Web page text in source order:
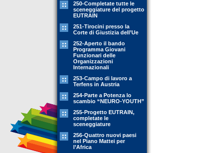
250-Completate tutte le
sceneggiature del progetto
EUTRAIN
251-Tirocini presso la
Corte di Giustizia dell’Ue
252-Aperto il bando
Programma Giovani
Funzionari delle
Organizzazioni
Internazionali
253-Campo di lavoro a
Terfens in Austria
254-Parte a Potenza lo
scambio “NEURO-YOUTH”
255-Progetto EUTRAIN,
completate le
sceneggiature
256-Quattro nuovi paesi
nel Piano Mattei per
l’Africa